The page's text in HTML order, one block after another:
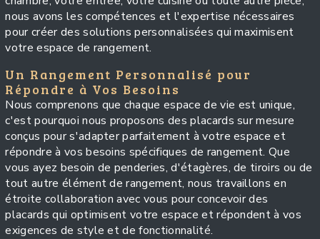
nous avons les compétences et l'expertise nécessaires
pour créer des solutions personnalisées qui maximisent
votre espace de rangement.
Un Rangement Personnalisé pour
Répondre à Vos Besoins
Nous comprenons que chaque espace de vie est unique,
c'est pourquoi nous proposons des placards sur mesure
conçus pour s'adapter parfaitement à votre espace et
répondre à vos besoins spécifiques de rangement. Que
vous ayez besoin de penderies, d'étagères, de tiroirs ou de
tout autre élément de rangement, nous travaillons en
étroite collaboration avec vous pour concevoir des
placards qui optimisent votre espace et répondent à vos
exigences de style et de fonctionnalité.